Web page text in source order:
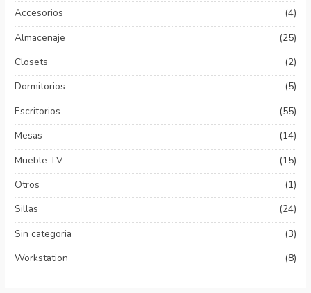
Accesorios
(4)
Almacenaje
(25)
Closets
(2)
Dormitorios
(5)
Escritorios
(55)
Mesas
(14)
Mueble TV
(15)
Otros
(1)
Sillas
(24)
Sin categoria
(3)
Workstation
(8)